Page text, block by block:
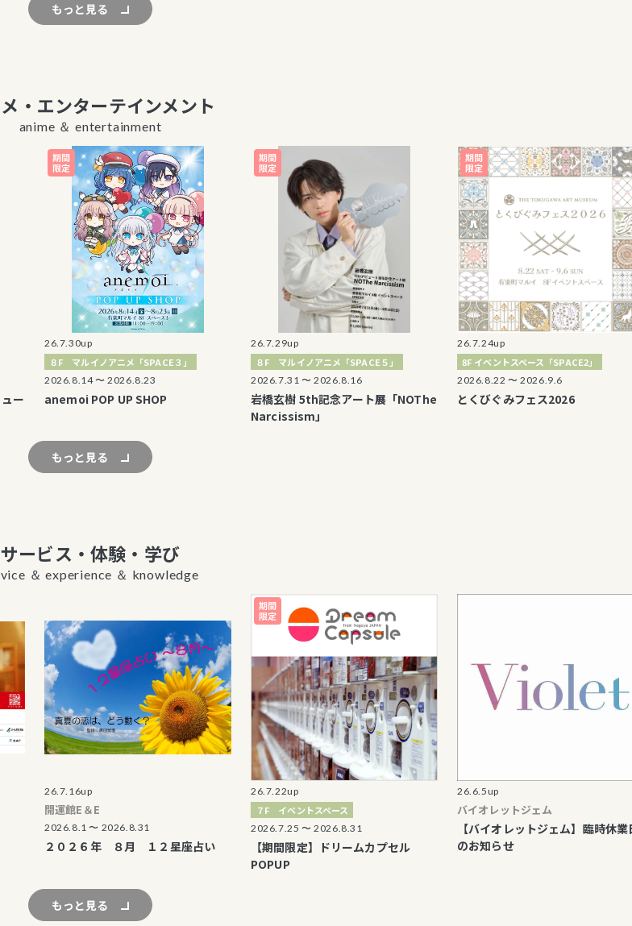
もっと見る
・エンターテインメント
anime ＆ entertainment
26.7.30up
８F マルイノアニメ「SPACE３」
2026.8.14 〜 2026.8.23
anemoi POP UP SHOP
26.7.29up
８F マルイノアニメ「SPACE５」
2026.7.31 〜 2026.8.16
岩橋玄樹 5th記念アート展「NOThe
Narcissism」
26.7.24up
8F イベントスペース「SPACE2」
2026.8.22 〜 2026.9.6
とくびぐみフェス2026
もっと見る
サービス・体験・学び
＆ experience ＆ knowledge
26.7.16up
開運館E＆E
2026.8.1 〜 2026.8.31
２０２６年 ８月 １２星座占い
26.7.22up
７F イベントスペース
2026.7.25 〜 2026.8.31
【期間限定】ドリームカプセル
26.6.5up
バイオレットジェム
【バイオレットジェム】臨時休業日
のお知らせ
もっと見る